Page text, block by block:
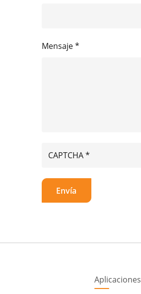
Mensaje *
Aplicaciones